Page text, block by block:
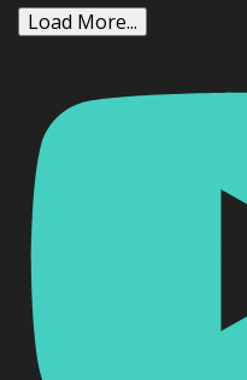
Load More...